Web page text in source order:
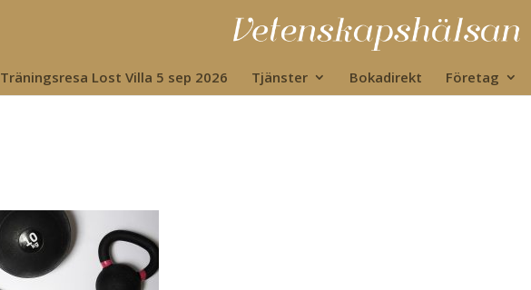
Träningsresa Lost Villa 5 sep 2026 Tjänster Bokadirekt Företag